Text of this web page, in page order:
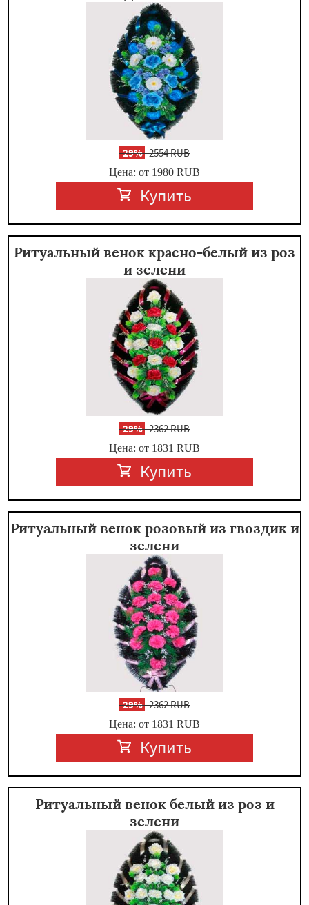
-29%2554 RUB
Цена: от 1980 RUB
Купить
Ритуальный венок красно-белый из роз
и зелени
-29%2362 RUB
Цена: от 1831 RUB
Купить
Ритуальный венок розовый из гвоздик и
зелени
-29%2362 RUB
Цена: от 1831 RUB
Купить
Ритуальный венок белый из роз и
зелени